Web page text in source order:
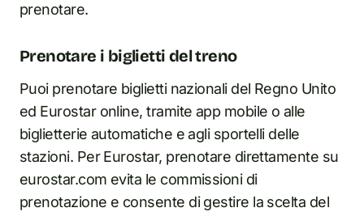
prenotare.
Prenotare i biglietti del treno
Puoi prenotare biglietti nazionali del Regno Unito
ed Eurostar online, tramite app mobile o alle
biglietterie automatiche e agli sportelli delle
stazioni. Per Eurostar, prenotare direttamente su
eurostar.com evita le commissioni di
prenotazione e consente di gestire la scelta del